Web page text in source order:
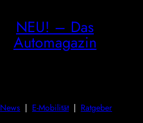
NEU! – Das
Automagazin
News | E-Mobilität| Ratgeber